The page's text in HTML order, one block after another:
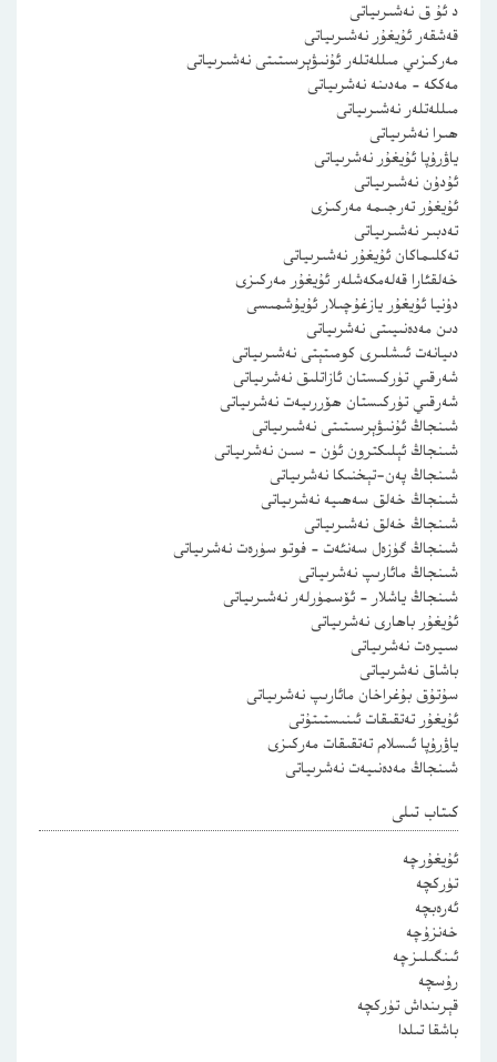
د ئۇ ق نەشىرىياتى
قەشقەر ئۇيغۇر نەشىرىياتى
مەركىزىي مىللەتلەر ئۇنىۋېرسىتىتى نەشىرىياتى
مەككە – مەدىنە نەشرىياتى
مىللەتلەر نەشىرىياتى
ھىرا نەشرىياتى
ياۋرۇپا ئۇيغۇر نەشرىياتى
ئۇدۇن نەشىرىياتى
ئۇيغۇر تەرجىمە مەركىزى
تەدبىر نەشىرىياتى
تەكلىماكان ئۇيغۇر نەشىرىياتى
خەلقئارا قەلەمكەشلەر ئۇيغۇر مەركىزى
دۇنيا ئۇيغۇر يازغۇچىلار ئۇيۇشمىسى
دىن مەدەنىيىتى نەشرىياتى
دىيانەت ئىشلىرى كومىتېتى نەشىرىياتى
شەرقىي تۈركىستان ئازاتلىق نەشرىياتى
شەرقىي تۈركىستان ھۆررىيەت نەشرىياتى
شىنجاڭ ئۇنىۋېرسىتىتى نەشىرىياتى
شىنجاڭ ئېلىكترون ئۈن – سىن نەشرىياتى
شىنجاڭ پەن-تېخنىكا نەشرىياتى
شىنجاڭ خەلق سەھىيە نەشرىياتى
شىنجاڭ خەلق نەشىرىياتى
شىنجاڭ گۈزەل سەنئەت – فوتو سۈرەت نەشرىياتى
شىنجاڭ مائارىپ نەشرىياتى
شىنجاڭ ياشلار – ئۆسمۈرلەر نەشىرىياتى
ئۇيغۇر باھارى نەشرىياتى
سىيرەت نەشرىياتى
باشاق نەشرىياتى
سۇتۇق بۇغراخان مائارىپ نەشرىياتى
ئۇيغۇر تەتقىقات ئىنىستىتۇتى
ياۋرۇپا ئىسلام تەتقىقات مەركىزى
شىنجاڭ مەدەنىيەت نەشرىياتى
كىتاب تىلى
ئۇيغۇرچە
تۈركچە
ئەرەبچە
خەنزۇچە
ئىنگىلىزچە
رۇسچە
قېرىنداش تۈركچە
باشقا تىلدا